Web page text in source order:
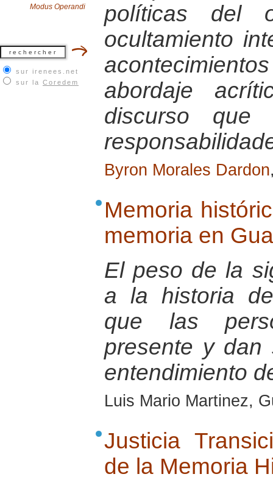
Modus Operandi
sur irenees.net
sur la Coredem
políticas del
ocultamiento
abordaje
discurso que
Byron Morales Dardon
Memoria
memoria en
El peso de la
a la historia
que las
presente y
entendimiento
Luis Mario Martinez,
Justicia
de la Memoria